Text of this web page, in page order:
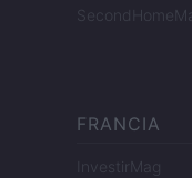
FRANCIA
InvestirMag